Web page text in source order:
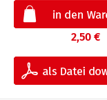
2,50 €